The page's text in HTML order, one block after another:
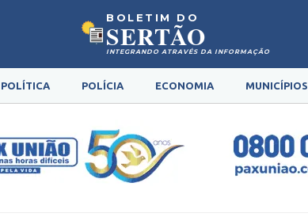
BOLETIM DO
SERTÃO
INTEGRANDO ATRAVÉS DA INFORMAÇÃO
POLÍTICA POLÍCIA ECONOMIA MUNICÍPIOS